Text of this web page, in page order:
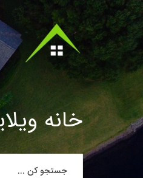
خانه
جستجو کن ...